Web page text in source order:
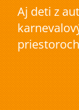
Aj deti z